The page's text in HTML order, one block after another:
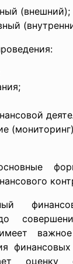
(внешний);
(мониторинг)
оценку